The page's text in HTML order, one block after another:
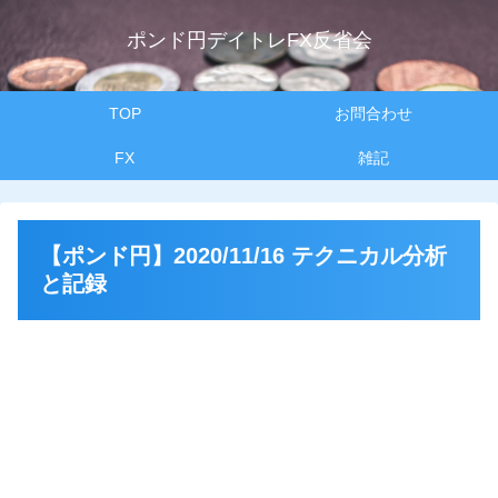
ポンド円デイトレFX反省会
TOP お問合わせ
FX 雑記
【ポンド円】2020/11/16 テクニカル分析
と記録